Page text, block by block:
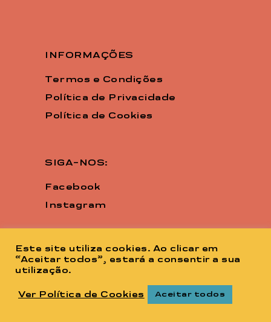
INFORMAÇÕES
Termos e Condições
Política de Privacidade
Política de Cookies
SIGA-NOS:
Facebook
Instagram
CONTACTOS:
Edifício Cascais Surf Center –
Este site utiliza cookies. Ao clicar em
“Aceitar todos”, estará a consentir a sua
utilização.
Ver Política de Cookies Aceitar todos